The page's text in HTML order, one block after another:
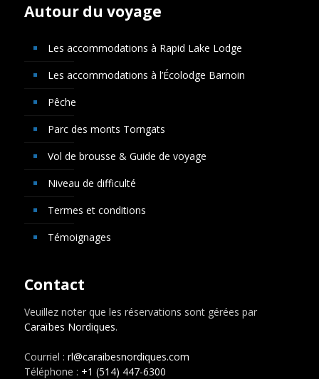
Autour du voyage
Les accommodations à Rapid Lake Lodge
Les accommodations à l’Écolodge Barnoin
Pêche
Parc des monts Torngats
Vol de brousse & Guide de voyage
Niveau de difficulté
Termes et conditions
Témoignages
Contact
Veuillez noter que les réservations sont gérées par
Caraïbes Nordiques.
Courriel : rl@caraibesnordiques.com
Téléphone : +1 (514) 447-6300